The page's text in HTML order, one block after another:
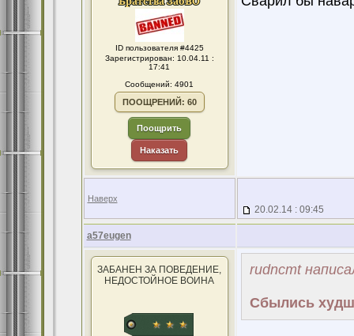
ID пользователя #4425
Зарегистрирован: 10.04.11 :
17:41
Сообщений: 4901
ПООЩРЕНИЙ: 60
Поощрить
Наказать
Наверх
20.02.14 : 09:45
a57eugen
ЗАБАНЕН ЗА ПОВЕДЕНИЕ,
НЕДОСТОЙНОЕ ВОИНА
rudncmt
Сбылись